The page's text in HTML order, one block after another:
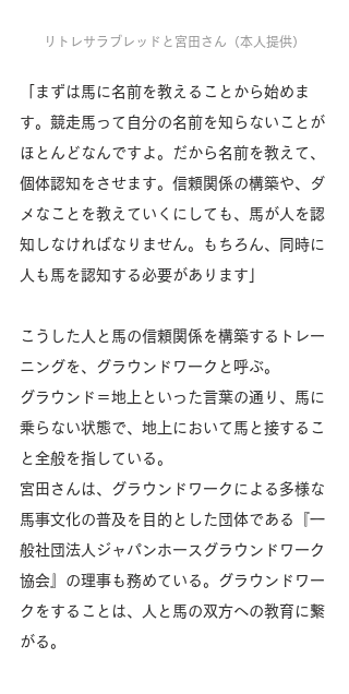
リトレサラブレッドと宮田さん（本人提供）
「まずは馬に名前を教えることから始めま
す。競走馬って自分の名前を知らないことが
ほとんどなんですよ。だから名前を教えて、
個体認知をさせます。信頼関係の構築や、ダ
メなことを教えていくにしても、馬が人を認
知しなければなりません。もちろん、同時に
人も馬を認知する必要があります」
こうした人と馬の信頼関係を構築するトレー
ニングを、グラウンドワークと呼ぶ。
グラウンド＝地上といった言葉の通り、馬に
乗らない状態で、地上において馬と接するこ
と全般を指している。
宮田さんは、グラウンドワークによる多様な
馬事文化の普及を目的とした団体である『一
般社団法人ジャパンホースグラウンドワーク
協会』の理事も務めている。グラウンドワー
クをすることは、人と馬の双方への教育に繋
がる。